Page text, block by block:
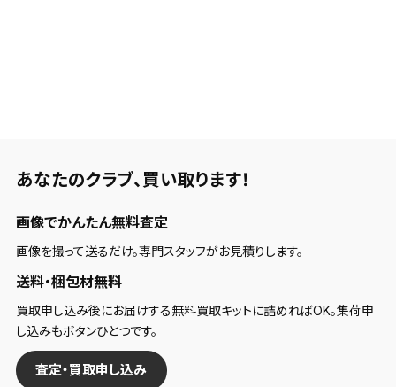
ヘッドスピードは安定的に欲しいです。
■構えやすさ
構えた時、気持ちフックに入っているので、フェード・スライス傾向
にある方は、安心感があると思います。
■打感
3W/3WHLは、反発性の高い性能が搭載されており、弾きのある
打感を感じられます。
あなたのクラブ、 買い取ります！
画像でかんたん無料査定
画像を撮って送るだけ。専門スタッフがお見積りします。
送料・梱包材無料
買取申し込み後にお届けする無料買取キットに詰めればOK。集荷申
し込みもボタンひとつです。
査定・買取申し込み